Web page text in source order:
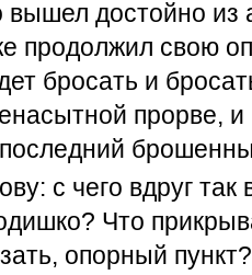
вышел достойно
продолжил свою
бросать и
прорве, и
с чего вдруг
Что
опорный